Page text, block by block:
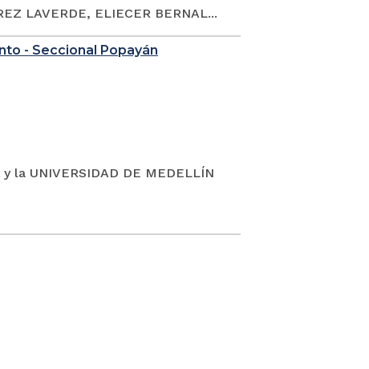
LAVERDE, ELIECER BERNAL...
- Seccional Popayán
la UNIVERSIDAD DE MEDELLÍN